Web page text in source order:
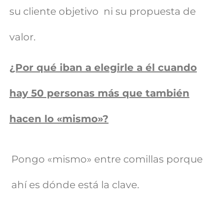
su cliente objetivo ni su propuesta de
valor.
¿Por qué iban a elegirle a él cuando
hay 50 personas más que también
hacen lo «mismo»?
Pongo «mismo» entre comillas porque
ahí es dónde está la clave.